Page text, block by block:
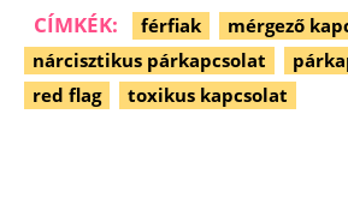
CÍMKÉK: férfiak
mérgező
nárcisztikus párkapcsolat
red flag
toxikus kapcsolat